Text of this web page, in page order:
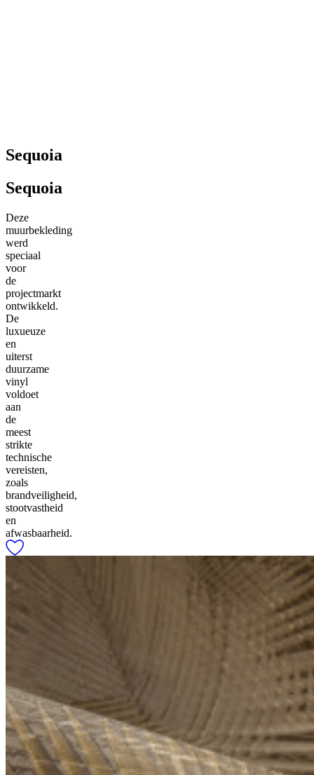
Sequoia
Sequoia
Deze
muurbekleding
werd
speciaal
voor
de
projectmarkt
ontwikkeld.
De
luxueuze
en
uiterst
duurzame
vinyl
voldoet
aan
de
meest
strikte
technische
vereisten,
zoals
brandveiligheid,
stootvastheid
en
afwasbaarheid.